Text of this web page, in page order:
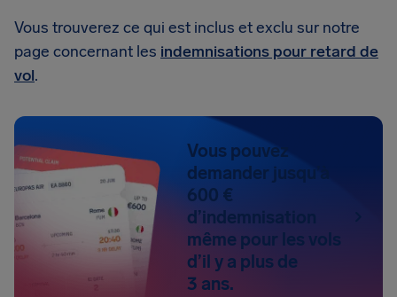
Vous trouverez ce qui est inclus et exclu sur notre
page concernant les indemnisations pour retard de
vol.
Vous pouvez
demander jusqu’à
600 €
d’indemnisation
même pour les vols
d’il y a plus de
3 ans.